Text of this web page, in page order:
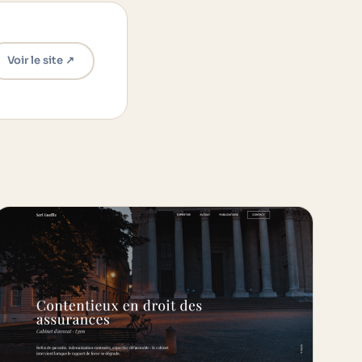
Voir le site ↗︎